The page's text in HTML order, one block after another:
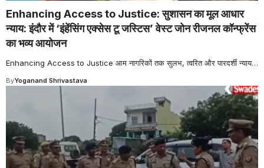
Enhancing Access to Justice: सुशासन का मूल आधार
न्याय: इंदौर में ‘इंहेंसिंग एक्सेस टू जस्टिस’ वेस्ट जोन रीजनल कॉन्फ्रेंस
का भव्य आयोजन
Enhancing Access to Justice आम नागरिकों तक सुलभ, त्वरित और पारदर्शी न्याय…
ByYoganand Shrivastava